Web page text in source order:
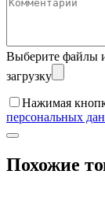
Выберите файлы
загрузку
Нажимая
персональных
Похожие